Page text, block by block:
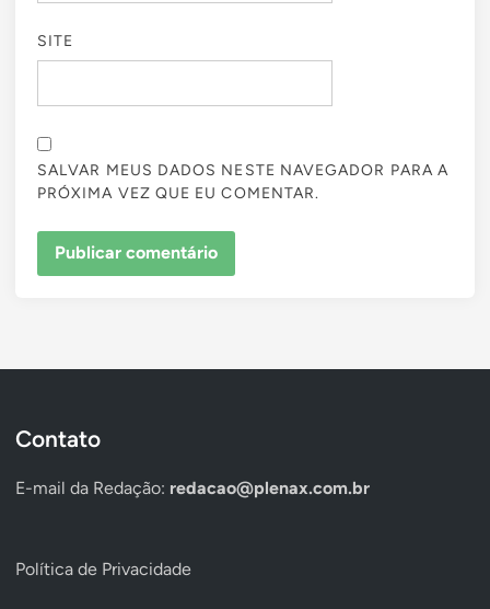
SITE
SALVAR MEUS DADOS NESTE NAVEGADOR PARA A
PRÓXIMA VEZ QUE EU COMENTAR.
Contato
E-mail da Redação: redacao@plenax.com.br
Política de Privacidade